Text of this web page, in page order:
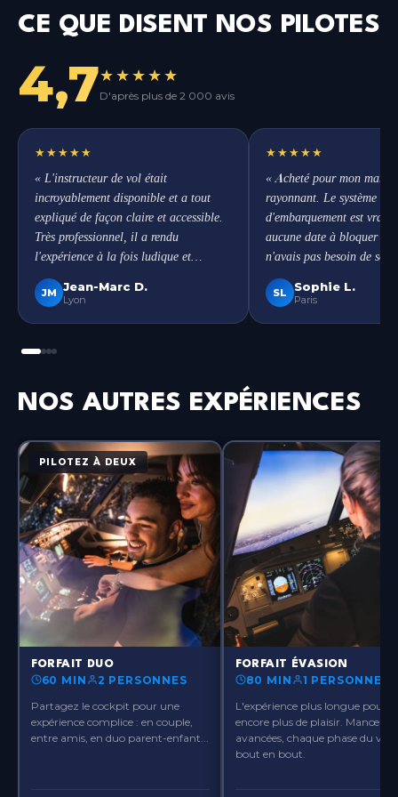
CE QUE DISENT NOS PILOTES
4,7★★★★★
D'après plus de 2 000 avis
★★★★★
« L'instructeur de vol était
incroyablement disponible et a tout
expliqué de façon claire et accessible.
Très professionnel, il a rendu
l'expérience à la fois ludique et
mémorable. »
JM Jean-Marc D.
Lyon
★★★★★
« Acheté pour mon mari.
rayonnant. Le système de
d'embarquement est
aucune date à bloquer à
n'avais pas besoin de son
SL Sophie L.
Paris
NOS AUTRES EXPÉRIENCES
PILOTEZ À DEUX
FORFAIT DUO
60 MIN
2 PERSONNES
Partagez le cockpit pour une
expérience complice : en couple,
entre amis, en duo parent-enfant...
FORFAIT ÉVASION
80 MIN
1 PERSONNE
L'expérience plus longue pour
encore plus de plaisir.
avancées, chaque phase du vol
bout en bout.